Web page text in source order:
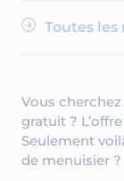
Toutes les
Vous cherchez
gratuit ?
Seulement
de menuisier ?